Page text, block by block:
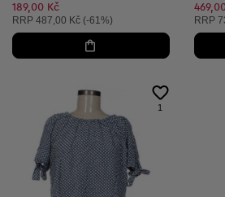
189,00 Kč
Doporučená cena:
RRP 487,00 Kč (-61%) RRP
1